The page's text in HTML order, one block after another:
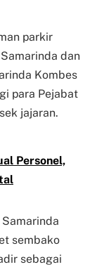
parkir
dan
Kombes
para Pejabat
jajaran.
Personel,
sembako
sebagai